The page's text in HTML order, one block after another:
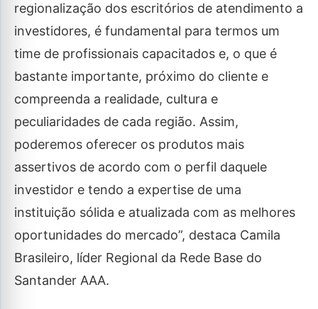
regionalização dos escritórios de atendimento a
investidores, é fundamental para termos um
time de profissionais capacitados e, o que é
bastante importante, próximo do cliente e
compreenda a realidade, cultura e
peculiaridades de cada região. Assim,
poderemos oferecer os produtos mais
assertivos de acordo com o perfil daquele
investidor e tendo a expertise de uma
instituição sólida e atualizada com as melhores
oportunidades do mercado”, destaca Camila
Brasileiro, líder Regional da Rede Base do
Santander AAA.